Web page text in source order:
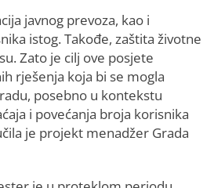
javnog prevoza, kao i
istog. Takođe, zaštita životne
Zato je cilj ove posjete
rješenja koja bi se mogla
posebno u kontekstu
i povećanja broja korisnika
je projekt menadžer Grada